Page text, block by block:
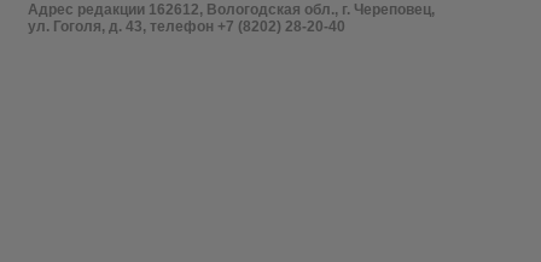
Адрес редакции 162612, Вологодская обл., г. Череповец,
ул. Гоголя, д. 43, телефон +7 (8202) 28-20-40